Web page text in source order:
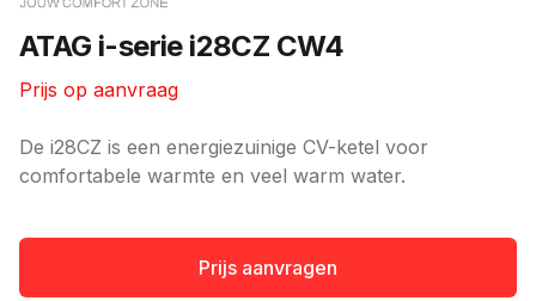
ATAG i-serie i28CZ CW4
Prijs op aanvraag
De i28CZ is een energiezuinige CV-ketel voor
comfortabele warmte en veel warm water.
Prijs aanvragen